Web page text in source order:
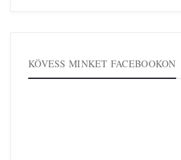
KÖVESS MINKET FACEBOOKON